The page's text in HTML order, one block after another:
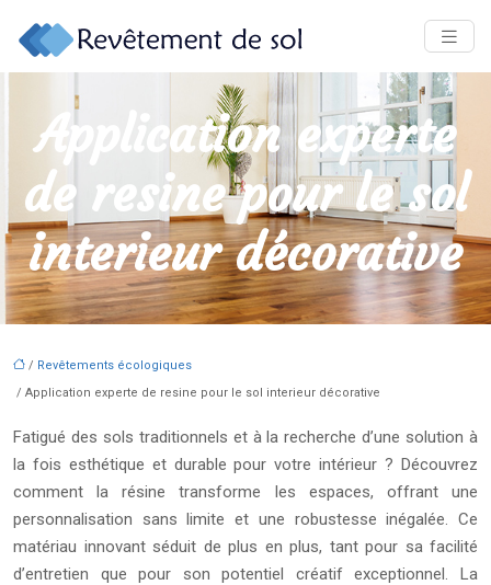
Application experte
de resine pour le sol
interieur décorative
/ Revêtements écologiques
/ Application experte de resine pour le sol interieur décorative
Fatigué des sols traditionnels et à la recherche d’une solution à
la fois esthétique et durable pour votre intérieur ? Découvrez
comment la résine transforme les espaces, offrant une
personnalisation sans limite et une robustesse inégalée. Ce
matériau innovant séduit de plus en plus, tant pour sa facilité
d’entretien que pour son potentiel créatif exceptionnel. La